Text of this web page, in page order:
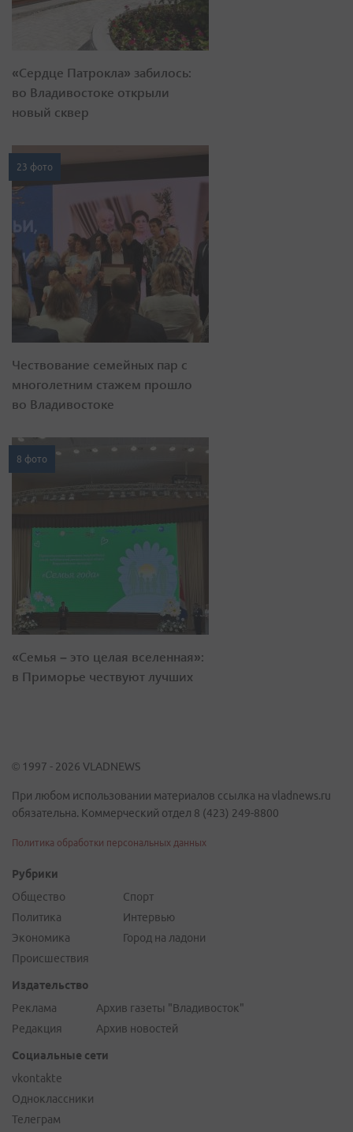
«Сердце Патрокла» забилось:
во Владивостоке открыли
новый сквер
23 фото
Чествование семейных пар с
многолетним стажем прошло
во Владивостоке
8 фото
«Семья – это целая вселенная»:
в Приморье чествуют лучших
© 1997 - 2026 VLADNEWS
При любом использовании материалов ссылка на vladnews.ru
обязательна. Коммерческий отдел 8 (423) 249-8800
Политика обработки персональных данных
Рубрики
Общество
Политика
Экономика
Происшествия
Спорт
Интервью
Город на ладони
Издательство
Реклама
Редакция
Архив газеты "Владивосток"
Архив новостей
Социальные сети
vkontakte
Одноклассники
Телеграм